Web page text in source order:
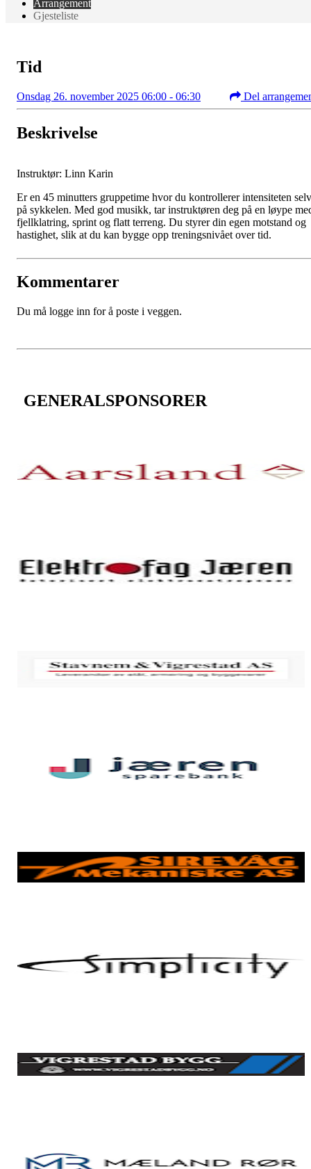
Arrangement
Gjesteliste
Tid
Onsdag 26. november 2025 06:00 - 06:30 Del
Beskrivelse
Instruktør: Linn Karin
Er en 45 minutters gruppetime hvor du kontrollerer intensiteten selv
på sykkelen. Med god musikk, tar instruktøren deg på en løype
fjellklatring, sprint og flatt terreng. Du styrer din egen motstand og
hastighet, slik at du kan bygge opp treningsnivået over tid.
Kommentarer
Du må logge inn for å poste i veggen.
GENERALSPONSORER